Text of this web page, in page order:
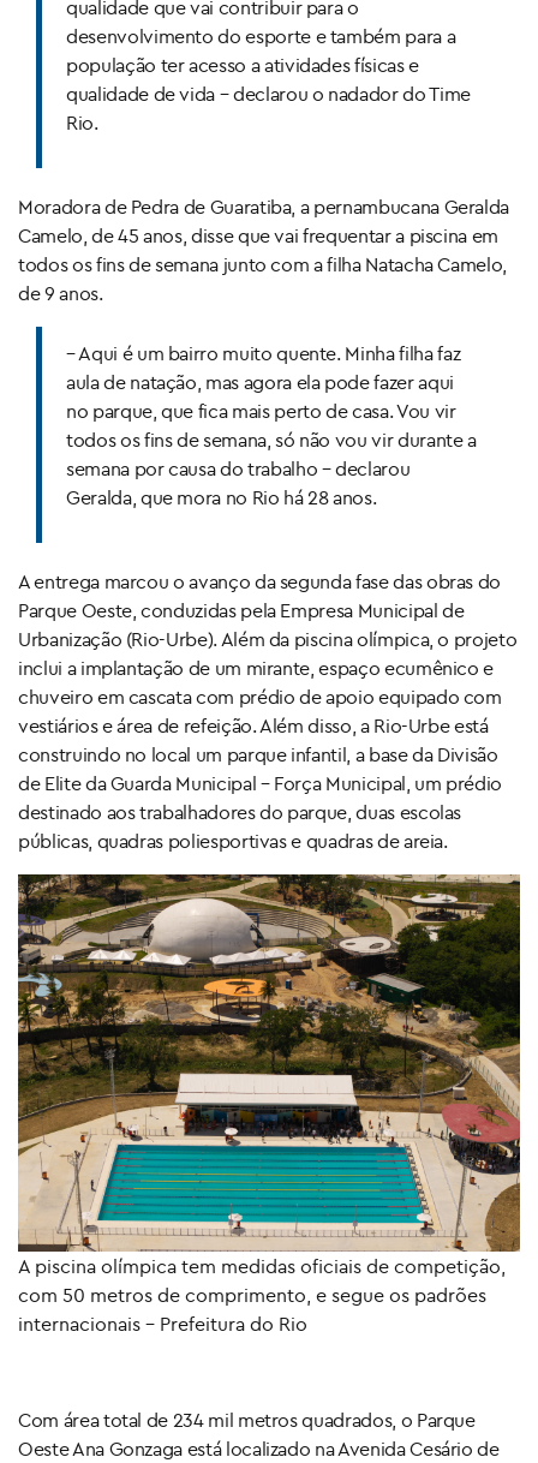
qualidade que vai contribuir para o
desenvolvimento do esporte e também para a
população ter acesso a atividades físicas e
qualidade de vida – declarou o nadador do Time
Rio.
Moradora de Pedra de Guaratiba, a pernambucana Geralda
Camelo, de 45 anos, disse que vai frequentar a piscina em
todos os fins de semana junto com a filha Natacha Camelo,
de 9 anos.
– Aqui é um bairro muito quente. Minha filha faz
aula de natação, mas agora ela pode fazer aqui
no parque, que fica mais perto de casa. Vou vir
todos os fins de semana, só não vou vir durante a
semana por causa do trabalho – declarou
Geralda, que mora no Rio há 28 anos.
A entrega marcou o avanço da segunda fase das obras do
Parque Oeste, conduzidas pela Empresa Municipal de
Urbanização (Rio-Urbe). Além da piscina olímpica, o projeto
inclui a implantação de um mirante, espaço ecumênico e
chuveiro em cascata com prédio de apoio equipado com
vestiários e área de refeição. Além disso, a Rio-Urbe está
construindo no local um parque infantil, a base da Divisão
de Elite da Guarda Municipal – Força Municipal, um prédio
destinado aos trabalhadores do parque, duas escolas
públicas, quadras poliesportivas e quadras de areia.
A piscina olímpica tem medidas oficiais de competição,
com 50 metros de comprimento, e segue os padrões
internacionais – Prefeitura do Rio
Com área total de 234 mil metros quadrados, o Parque
Oeste Ana Gonzaga está localizado na Avenida Cesário de